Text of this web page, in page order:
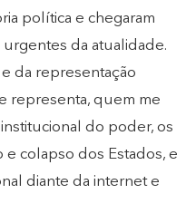
política e chegaram
da atualidade.
da representação
representa, quem me
do poder, os
e colapso dos Estados, e
diante da internet e